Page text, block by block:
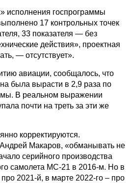
исполнения госпрограммы
17 контрольных точек
33 показателя — без
действия», проектная
— отсутствует».
авиации, сообщалось, что
была вырасти в 2,9 раза по
В реальном выражении
почти на треть за эти же
корректируются.
Макаров, «обманывать не
серийного производства
самолета МС-21 в 2016-м. Но в
2021-й, в марте 2022-го – про